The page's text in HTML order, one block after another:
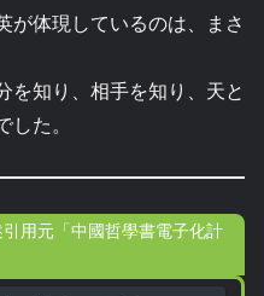
が体現しているのは、まさ
を知り、相手を知り、天と
た。
用元「中國哲學書電子化計